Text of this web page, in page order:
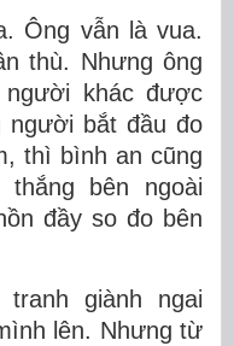
Ông vẫn là vua.
thù. Nhưng ông
khác được
người bắt đầu đo
thì bình an cũng
bên ngoài
đầy so đo bên
giành ngai
lên. Nhưng từ